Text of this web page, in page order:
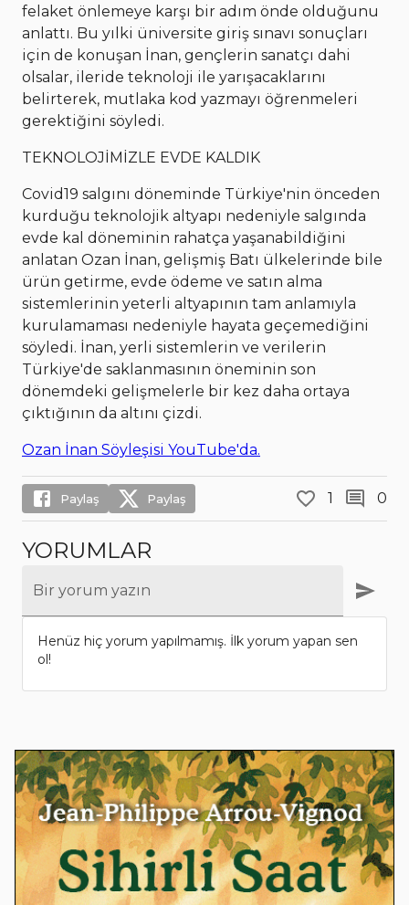
felaket önlemeye karşı bir adım önde olduğunu
anlattı. Bu yılki üniversite giriş sınavı sonuçları
için de konuşan İnan, gençlerin sanatçı dahi
olsalar, ileride teknoloji ile yarışacaklarını
belirterek, mutlaka kod yazmayı öğrenmeleri
gerektiğini söyledi.
TEKNOLOJİMİZLE EVDE KALDIK
Covid19 salgını döneminde Türkiye'nin önceden
kurduğu teknolojik altyapı nedeniyle salgında
evde kal döneminin rahatça yaşanabildiğini
anlatan Ozan İnan, gelişmiş Batı ülkelerinde bile
ürün getirme, evde ödeme ve satın alma
sistemlerinin yeterli altyapının tam anlamıyla
kurulamaması nedeniyle hayata geçemediğini
söyledi. İnan, yerli sistemlerin ve verilerin
Türkiye'de saklanmasının öneminin son
dönemdeki gelişmelerle bir kez daha ortaya
çıktığının da altını çizdi.
Ozan İnan Söyleşisi YouTube'da.
Paylaş Paylaş 1 0
YORUMLAR
Bir yorum yazın
Henüz hiç yorum yapılmamış. İlk yorum yapan sen
ol!